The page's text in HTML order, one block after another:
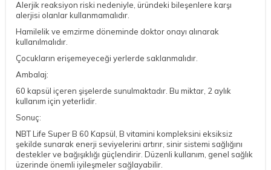
Alerjik reaksiyon riski nedeniyle, üründeki bileşenlere karşı
alerjisi olanlar kullanmamalıdır.
Hamilelik ve emzirme döneminde doktor onayı alınarak
kullanılmalıdır.
Çocukların erişemeyeceği yerlerde saklanmalıdır.
Ambalaj:
60 kapsül içeren şişelerde sunulmaktadır. Bu miktar, 2 aylık
kullanım için yeterlidir.
Sonuç:
NBT Life Super B 60 Kapsül, B vitamini kompleksini eksiksiz
şekilde sunarak enerji seviyelerini artırır, sinir sistemi sağlığını
destekler ve bağışıklığı güçlendirir. Düzenli kullanım, genel sağlık
üzerinde önemli iyileşmeler sağlayabilir.